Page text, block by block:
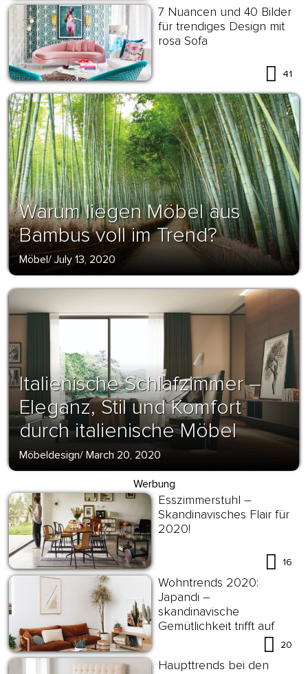
7 Nuancen und 40 Bilder
für trendiges Design mit
rosa Sofa
41
Warum liegen Möbel aus
Bambus voll im Trend?
Möbel/ July 13, 2020
Italienische Schlafzimmer –
Eleganz, Stil und Komfort
durch italienische Möbel
Möbeldesign/ March 20, 2020
Werbung
Esszimmerstuhl –
Skandinavisches Flair für
2020!
16
Wohntrends 2020:
Japandi –
skandinavische
Gemütlichkeit trifft auf
japanische Schlichtheit!
20
Haupttrends bei den